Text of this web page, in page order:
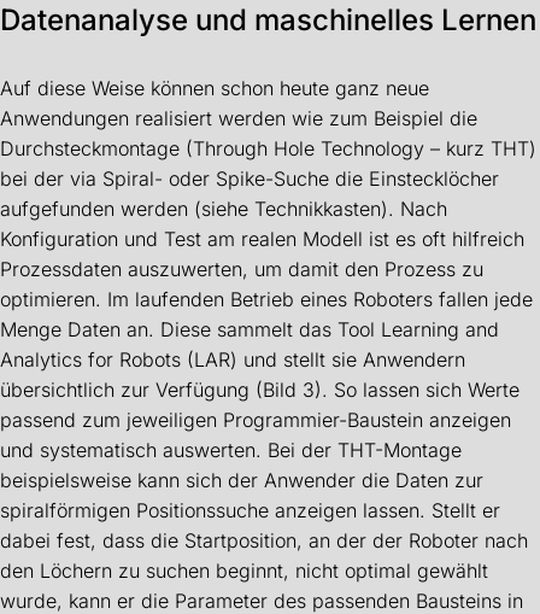
Datenanalyse und maschinelles Lernen
Auf diese Weise können schon heute ganz neue
Anwendungen realisiert werden wie zum Beispiel die
Durchsteckmontage (Through Hole Technology – kurz THT)
bei der via Spiral- oder Spike-Suche die Einstecklöcher
aufgefunden werden (siehe Technikkasten). Nach
Konfiguration und Test am realen Modell ist es oft hilfreich
Prozessdaten auszuwerten, um damit den Prozess zu
optimieren. Im laufenden Betrieb eines Roboters fallen jede
Menge Daten an. Diese sammelt das Tool Learning and
Analytics for Robots (LAR) und stellt sie Anwendern
übersichtlich zur Verfügung (Bild 3). So lassen sich Werte
passend zum jeweiligen Programmier-Baustein anzeigen
und systematisch auswerten. Bei der THT-Montage
beispielsweise kann sich der Anwender die Daten zur
spiralförmigen Positionssuche anzeigen lassen. Stellt er
dabei fest, dass die Startposition, an der der Roboter nach
den Löchern zu suchen beginnt, nicht optimal gewählt
wurde, kann er die Parameter des passenden Bausteins in